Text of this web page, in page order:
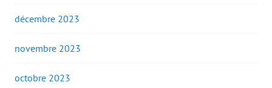
décembre 2023
novembre 2023
octobre 2023